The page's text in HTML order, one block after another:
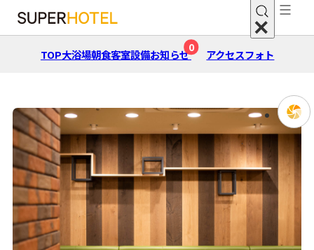
TOP大浴場朝⾷客室設備お知らせ
0
アクセスフォト